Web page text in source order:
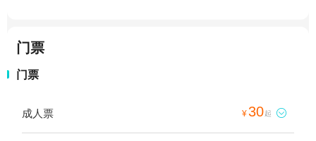
门票
门票
成人票 ¥30起 